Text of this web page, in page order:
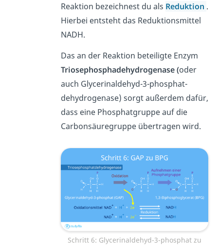
Reaktion bezeichnest du als Reduktion .
Hierbei entsteht das Reduktionsmittel
NADH.
Das an der Reaktion beteiligte Enzym
Triosephosphadehydrogenase (oder
auch Glycerinaldehyd-3-phosphat-
dehydrogenase) sorgt außerdem dafür,
dass eine Phosphatgruppe auf die
Carbonsäuregruppe übertragen wird.
Schritt 6: Glycerinaldehyd-3-phosphat zu